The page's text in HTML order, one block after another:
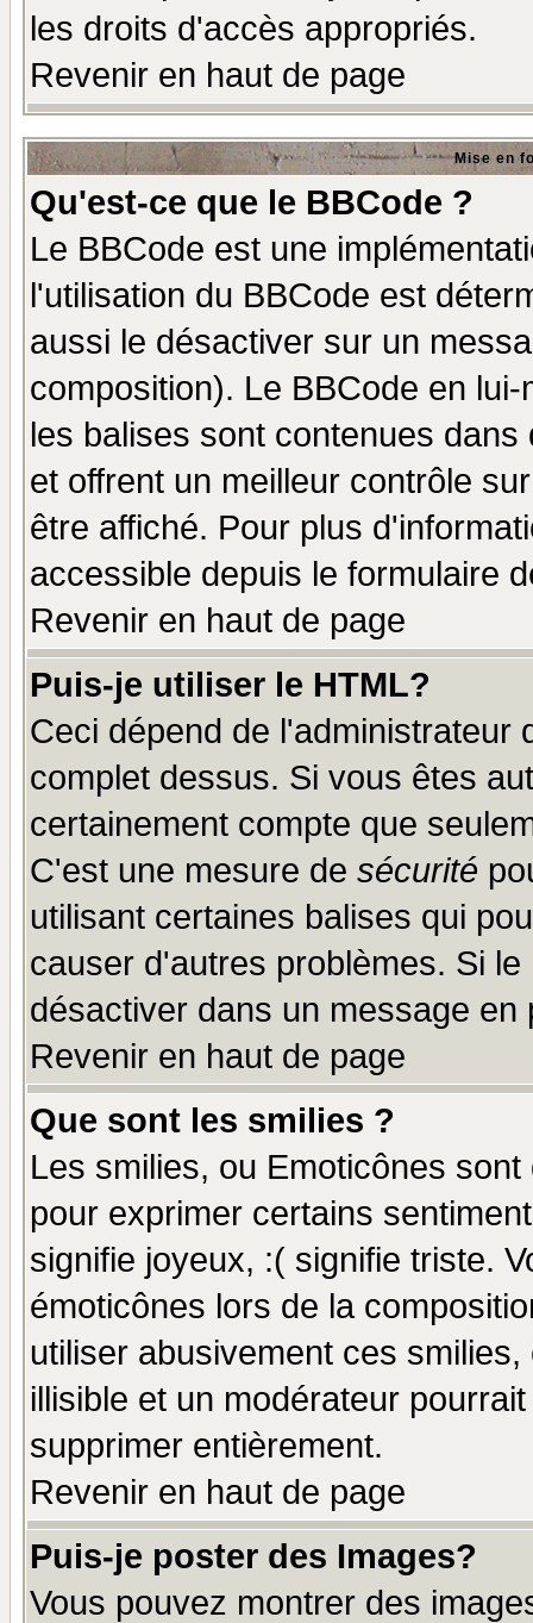
les droits d'accès appropriés.
Revenir en haut de page
Mise en
Qu'est-ce que le BBCode ?
Le BBCode est une
l'utilisation du BBCode est
aussi le désactiver sur un
composition). Le BBCode en
les balises sont contenues
et offrent un meilleur contrôle
être affiché. Pour plus
accessible depuis le formulaire
Revenir en haut de page
Puis-je utiliser le HTML?
Ceci dépend de l'administrateur
complet dessus. Si vous êtes
certainement compte que
C'est une mesure de sécurité
utilisant certaines balises qui
causer d'autres problèmes. Si
désactiver dans un message
Revenir en haut de page
Que sont les smilies ?
Les smilies, ou Emoticônes
pour exprimer certains
signifie joyeux, :( signifie triste.
émoticônes lors de la
utiliser abusivement ces
illisible et un modérateur
supprimer entièrement.
Revenir en haut de page
Puis-je poster des Images?
Vous pouvez montrer des